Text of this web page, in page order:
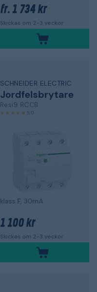
fr. 1 734 kr
Skickas om 2-3 veckor
SCHNEIDER ELECTRIC
Jordfelsbrytare
Resi9 RCCB
5,0
klass F, 30mA
1 100 kr
Skickas om 2-3 veckor